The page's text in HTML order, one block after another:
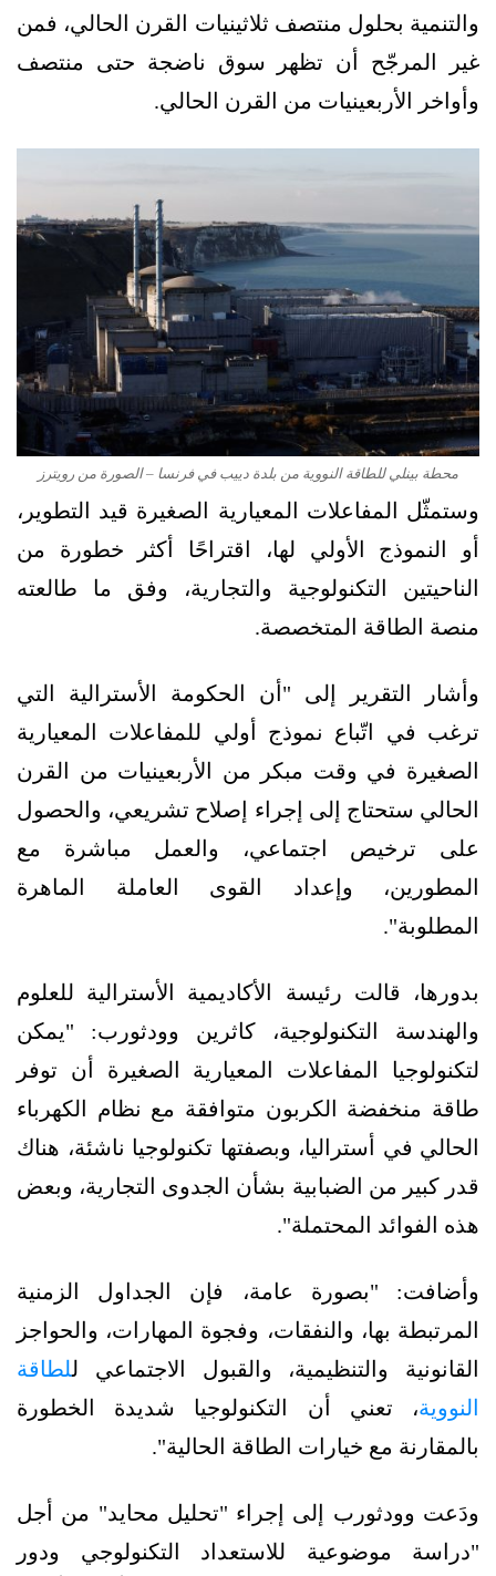
والتنمية بحلول منتصف ثلاثينيات القرن الحالي، فمن
غير المرجّح أن تظهر سوق ناضجة حتى منتصف
وأواخر الأربعينيات من القرن الحالي.
محطة بينلي للطاقة النووية من بلدة دييب في فرنسا – الصورة من رويترز
وستمثّل المفاعلات المعيارية الصغيرة قيد التطوير،
أو النموذج الأولي لها، اقتراحًا أكثر خطورة من
الناحيتين التكنولوجية والتجارية، وفق ما طالعته
منصة الطاقة المتخصصة.
وأشار التقرير إلى "أن الحكومة الأسترالية التي
ترغب في اتّباع نموذج أولي للمفاعلات المعيارية
الصغيرة في وقت مبكر من الأربعينيات من القرن
الحالي ستحتاج إلى إجراء إصلاح تشريعي، والحصول
على ترخيص اجتماعي، والعمل مباشرة مع
المطورين، وإعداد القوى العاملة الماهرة
المطلوبة".
بدورها، قالت رئيسة الأكاديمية الأسترالية للعلوم
والهندسة التكنولوجية، كاثرين وودثورب: "يمكن
لتكنولوجيا المفاعلات المعيارية الصغيرة أن توفر
طاقة منخفضة الكربون متوافقة مع نظام الكهرباء
الحالي في أستراليا، وبصفتها تكنولوجيا ناشئة، هناك
قدر كبير من الضبابية بشأن الجدوى التجارية، وبعض
هذه الفوائد المحتملة".
وأضافت: "بصورة عامة، فإن الجداول الزمنية
المرتبطة بها، والنفقات، وفجوة المهارات، والحواجز
القانونية والتنظيمية، والقبول الاجتماعي للطاقة
النووية، تعني أن التكنولوجيا شديدة الخطورة
بالمقارنة مع خيارات الطاقة الحالية".
ودَعت وودثورب إلى إجراء "تحليل محايد" من أجل
"دراسة موضوعية للاستعداد التكنولوجي ودور